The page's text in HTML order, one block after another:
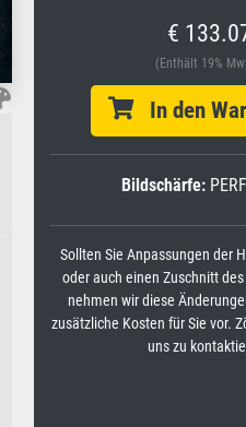
€
(Enthält 19%
In den
Bildschärfe:
Sollten Sie Anpassungen der
oder auch einen Zuschnitt
nehmen wir diese
zusätzliche Kosten für Sie vor.
uns zu